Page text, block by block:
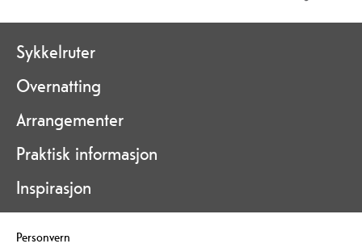
Sykkelruter
Overnatting
Arrangementer
Praktisk informasjon
Inspirasjon
Personvern